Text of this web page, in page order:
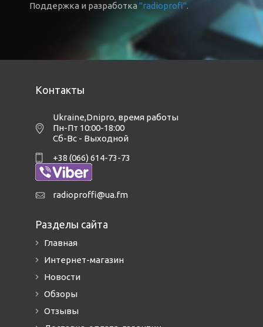
Поддержка и разработка"radioprofi".
Контакты
Ukraine,Dnipro, время работы
Пн-Пт 10:00-18:00
Сб-Вс - Выходной
+38 (066) 614-73-73
radioproffi@ua.fm
Разделы сайта
Главная
Интернет-магазин
Новости
Обзоры
Отзывы